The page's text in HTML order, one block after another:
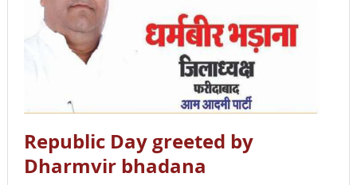
Republic Day greeted by
Dharmvir bhadana